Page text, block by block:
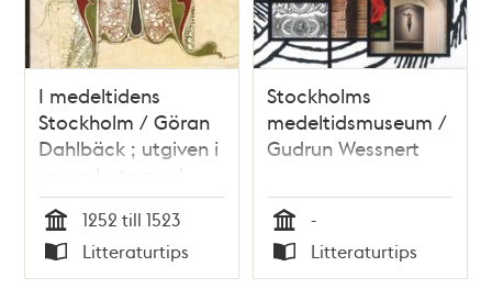
I medeltidens
Stockholm / Göran
Dahlbäck ; utgiven i
samarbete med
Stockholms
medeltidsmuseum
Tid
1252 till 1523
Typ
Litteraturtips
Stockholms
medeltidsmuseum /
Gudrun Wessnert
Tid
-
Typ
Litteraturtips